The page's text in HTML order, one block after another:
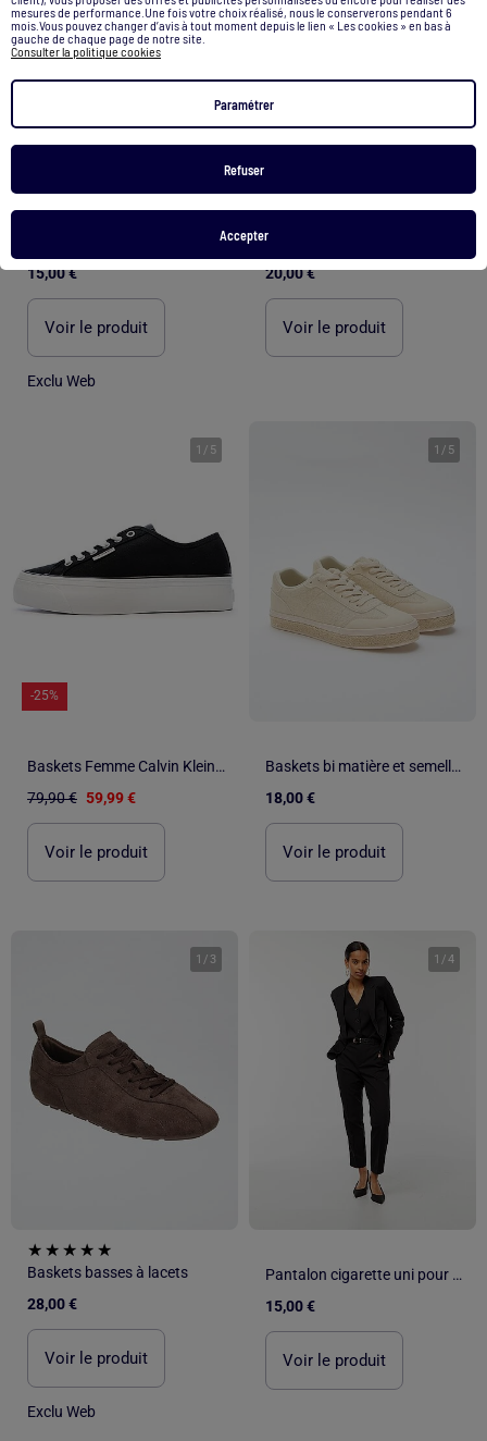
mesures de performance.Une fois votre choix réalisé, nous le conserverons pendant 6
mois.Vous pouvez changer d’avis à tout moment depuis le lien « Les cookies » en bas à
gauche de chaque page de notre site.
Consulter la politique cookies
Paramétrer
Refuser
Accepter
Pantalon cigarette uni pour femme
15,00 €
Voir le produit
Exclu Web
Baskets de running
20,00 €
Voir le produit
1 / 5
-25%
Baskets Femme Calvin Klein Jeans Vulc
79,90 € 59,99 €
Voir le produit
1 / 5
Baskets bi matière et semelle espadrille
18,00 €
Voir le produit
1 / 3
Baskets basses à lacets
28,00 €
Voir le produit
Exclu Web
1 /4
Pantalon cigarette uni pour femme
15,00 €
Voir le produit